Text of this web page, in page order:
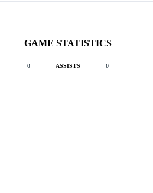
GAME STATISTICS
0 ASSISTS 0